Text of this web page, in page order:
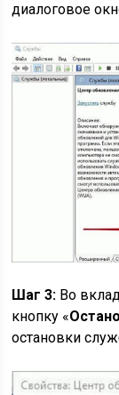
диалоговое
Шаг 3: Во
кнопку «
остановки